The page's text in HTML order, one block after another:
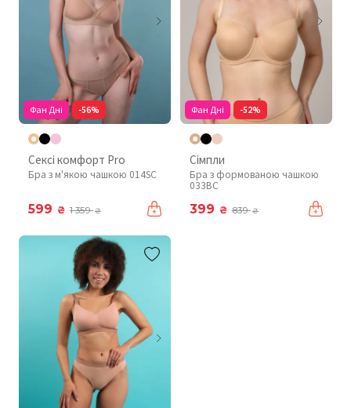
Фан Дні -56%
Сексі комфорт Pro
Бра з м'якою чашкою 014SC
599 ₴ 1 359₴
Фан Дні -52%
Сімпли
Бра з формованою чашкою
033BC
399 ₴ 839₴